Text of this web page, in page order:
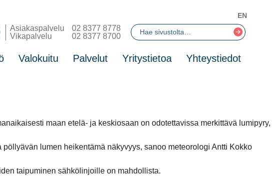
Asiakaspalvelu
02 8377 8778
Vikapalvelu
02 8377 8700
Valokuitu Palvelut Yritystietoa Yhteystiedot
EN
maan etelä- ja keskiosaan on odotettavissa merkittävä lumipyry,
lumen heikentämä näkyvyys, sanoo meteorologi Antti Kokko
taipuminen sähkölinjoille on mahdollista.